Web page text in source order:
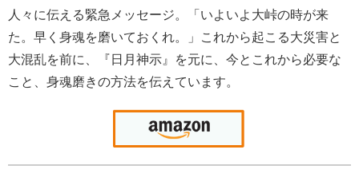
人々に伝える緊急メッセージ。「いよいよ大峠の時が来
た。早く身魂を磨いておくれ。」これから起こる大災害と
大混乱を前に、『日月神示』を元に、今とこれから必要な
こと、身魂磨きの方法を伝えています。